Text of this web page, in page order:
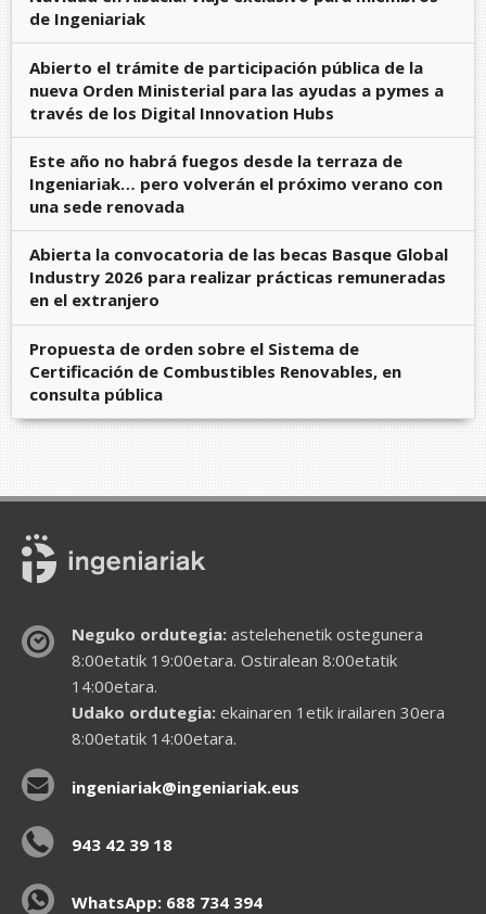
de Ingeniariak
Abierto el trámite de participación pública de la
nueva Orden Ministerial para las ayudas a pymes a
través de los Digital Innovation Hubs
Este año no habrá fuegos desde la terraza de
Ingeniariak… pero volverán el próximo verano con
una sede renovada
Abierta la convocatoria de las becas Basque Global
Industry 2026 para realizar prácticas remuneradas
en el extranjero
Propuesta de orden sobre el Sistema de
Certificación de Combustibles Renovables, en
consulta pública
Neguko ordutegia:astelehenetik ostegunera
8:00etatik 19:00etara. Ostiralean 8:00etatik
14:00etara.
Udako ordutegia:ekainaren 1etik irailaren 30era
8:00etatik 14:00etara.
ingeniariak@ingeniariak.eus
943 42 39 18
WhatsApp: 688 734 394